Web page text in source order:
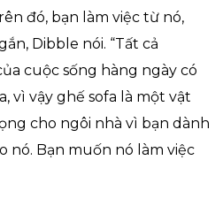
đó, bạn làm việc từ nó,
Dibble nói. “Tất cả
cuộc sống hàng ngày có
vì vậy ghế sofa là một vật
cho ngôi nhà vì bạn dành
nó. Bạn muốn nó làm việc